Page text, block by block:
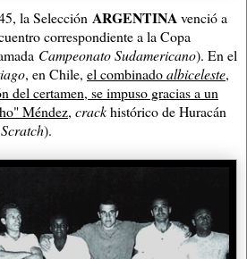
la Selección ARGENTINAvenció a
correspondiente a la Copa
Campeonato Sudamericano). En el
, en Chile, el combinadoalbiceleste,
del certamen, se impuso gracias a un
Méndez, crackhistórico de Huracán
Scratch).